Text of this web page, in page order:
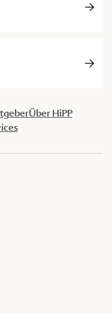
Über HiPP